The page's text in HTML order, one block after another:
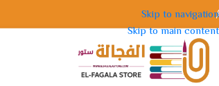
Skip to navigation
Skip to main content